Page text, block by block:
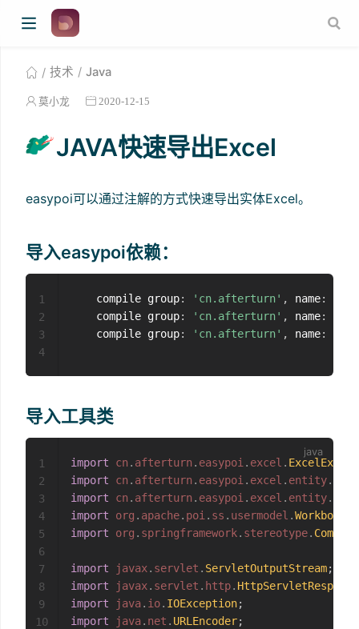
技术 Java
莫小龙 2020-12-15
JAVA快速导出Excel
easypoi可以通过注解的方式快速导出实体Excel。
导入easypoi依赖：
    compile group
: 'cn.afterturn' , name:
    compile group
: 'cn.afterturn' , name:
    compile group
: 'cn.afterturn' , name:
1
2
3
4
导入工具类
import cn. afterturn. easypoi . excel .
import
cn. afterturn. easypoi . excel . entity.
import
cn. afterturn. easypoi . excel . entity.
import
org . apache. poi . ss . usermodel .Workbook
import
org . springframework. stereotype.
import javax. servlet . ServletOutputStream;
import
javax. servlet . http. HttpServletResponse
import
java. io. IOException;
import
java. net . URLEncoder;
1
2
3
4
5
6
7
8
9
10